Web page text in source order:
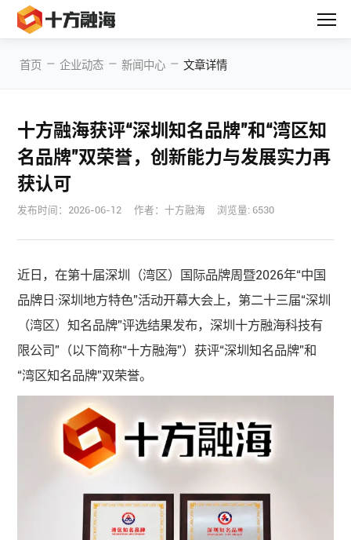
首页 — 企业动态 — 新闻中心 — 文章详情
十方融海获评“深圳知名品牌”和“湾区知
名品牌”双荣誉，创新能力与发展实力再
获认可
发布时间： 2026-06-12 作者：十方融海 浏览量: 6530
近日，在第十届深圳（湾区）国际品牌周暨2026年“中国
品牌日·深圳地方特色”活动开幕大会上，第二十三届“深圳
（湾区）知名品牌”评选结果发布，深圳十方融海科技有
限公司”（以下简称“十方融海”）获评“深圳知名品牌”和
“湾区知名品牌”双荣誉。